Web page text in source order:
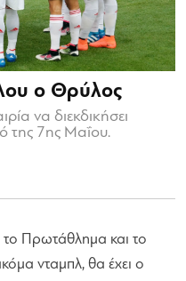
ο Θρύλος
να διεκδικήσει
της 7ης Μαΐου.
το Πρωτάθλημα και το
νταμπλ, θα έχει ο